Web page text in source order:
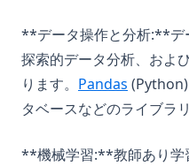
**データ操作と分析:**デ
探索的データ分析、およ
ります。 Pandas
タベースなどのライブラ
**機械学習:**教師あり学